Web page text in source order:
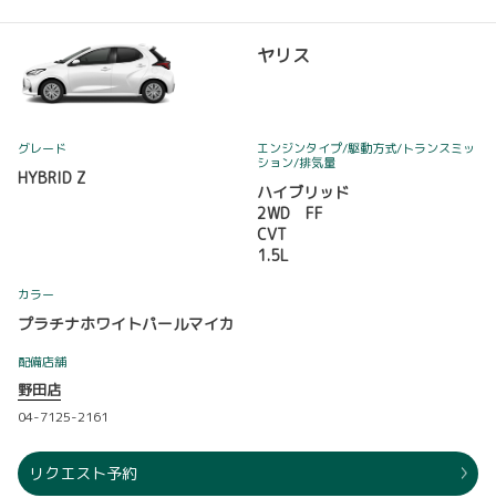
ヤリス
グレード
HYBRID Z
エンジンタイプ/駆動方式/トランスミッ
ション/排気量
ハイブリッド
2WD FF
CVT
1.5L
カラー
プラチナホワイトパールマイカ
配備店舗
野田店
04-7125-2161
リクエスト予約